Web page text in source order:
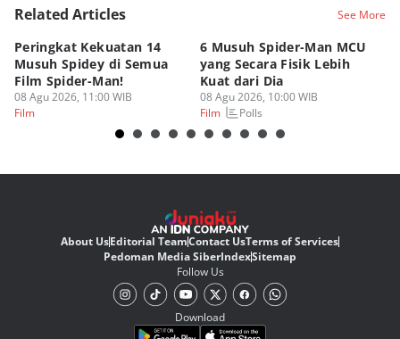
Related Articles See More
Peringkat Kekuatan 14
Musuh Spidey di Semua
Film Spider-Man!
08 Agu 2026, 11:00 WIB
Film
6 Musuh Spider-Man MCU
yang Secara Fisik Lebih
Kuat dari Dia
08 Agu 2026, 10:00 WIB
Film
Polls
About UsEditorial TeamContact UsTerms of Services
Pedoman Media SiberIndexSitemap
Follow Us
Download